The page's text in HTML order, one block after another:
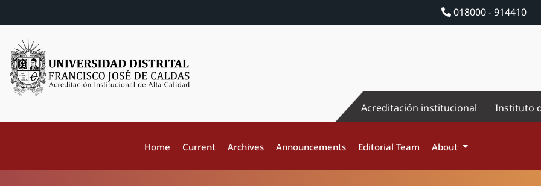
018000 - 914410
Acreditación institucional Instituto
Home Current Archives Announcements Editorial Team About